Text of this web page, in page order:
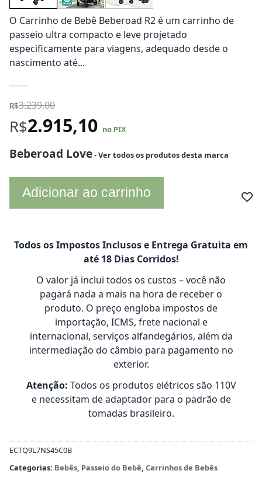
O Carrinho de Bebê Beberoad R2 é um carrinho de
passeio ultra compacto e leve projetado
especificamente para viagens, adequado desde o
nascimento até...
R$3.239,00
R$2.915,10 no PIX
Beberoad Love- Ver todos os produtos desta marca
Adicionar ao carrinho
Todos os Impostos Inclusos e Entrega Gratuita em
até 18 Dias Corridos!
O valor já inclui todos os custos – você não
pagará nada a mais na hora de receber o
produto. O preço engloba impostos de
importação, ICMS, frete nacional e
internacional, serviços alfandegários, além da
intermediação do câmbio para pagamento no
exterior.
Atenção: Todos os produtos elétricos são 110V
e necessitam de adaptador para o padrão de
tomadas brasileiro.
ECTQ9L7NS45C0B
Categorias: Bebês, Passeio do Bebê, Carrinhos de Bebês